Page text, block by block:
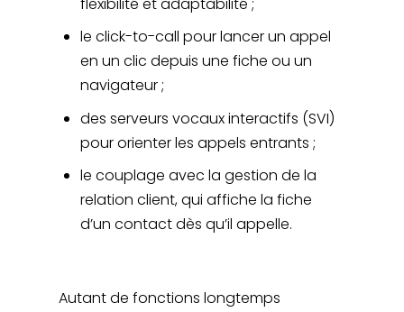
le click-to-call pour lancer un appel
en un clic depuis une fiche ou un
navigateur ;
des serveurs vocaux interactifs (SVI)
pour orienter les appels entrants ;
le couplage avec la gestion de la
relation client, qui affiche la fiche
d’un contact dès qu’il appelle.
Autant de fonctions longtemps